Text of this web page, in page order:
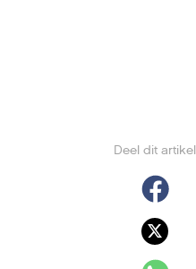
Deel dit artikel